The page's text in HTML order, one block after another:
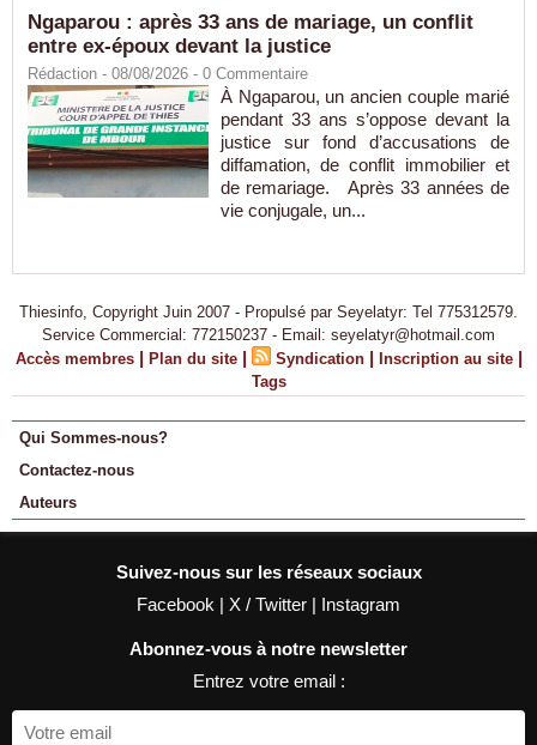
Ngaparou : après 33 ans de mariage, un conflit
entre ex-époux devant la justice
Rédaction - 08/08/2026 - 0 Commentaire
À Ngaparou, un ancien couple marié
pendant 33 ans s’oppose devant la
justice sur fond d’accusations de
diffamation, de conflit immobilier et
de remariage. Après 33 années de
vie conjugale, un...
Thiesinfo, Copyright Juin 2007 - Propulsé par Seyelatyr: Tel 775312579.
Service Commercial: 772150237 - Email: seyelatyr@hotmail.com
Accès membres | Plan du site | Syndication | Inscription au site |
Tags
Qui Sommes-nous?
Contactez-nous
Auteurs
Suivez-nous sur les réseaux sociaux
Facebook | X / Twitter | Instagram
Abonnez-vous à notre newsletter
Entrez votre email :